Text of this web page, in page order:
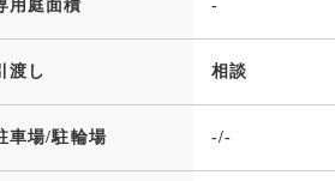
用庭面積 -
渡し 相談
車場/駐輪場 -/-